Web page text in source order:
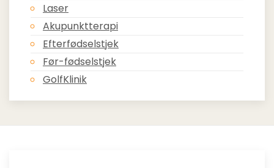
Laser
Akupunktterapi
Efterfødselstjek
Før-fødselstjek
GolfKlinik